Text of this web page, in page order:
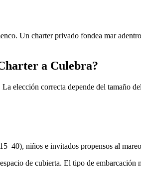
Un charter privado fondea mar
a Culebra?
elección correcta depende del tamaño
niños e invitados propensos al mareo
de cubierta. El tipo de